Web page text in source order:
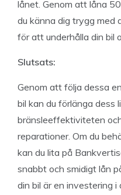
lånet. Genom att låna
du känna dig trygg med
för att underhålla din bil
Slutsats:
Genom att följa dessa
bil kan du förlänga dess
bränsleeffektiviteten
reparationer. Om du
kan du lita på
snabbt och smidigt lån
din bil är en investering